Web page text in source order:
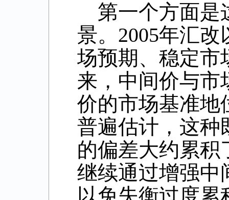
第一个方面是
景。 2005年汇改
场预期、稳定市
来，中间价与市
价的市场基准地
普遍估计，这种
的偏差大约累积
继续通过增强中